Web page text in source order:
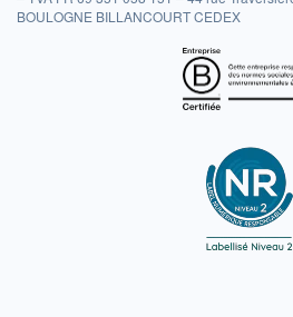
BOULOGNE BILLANCOURT CEDEX